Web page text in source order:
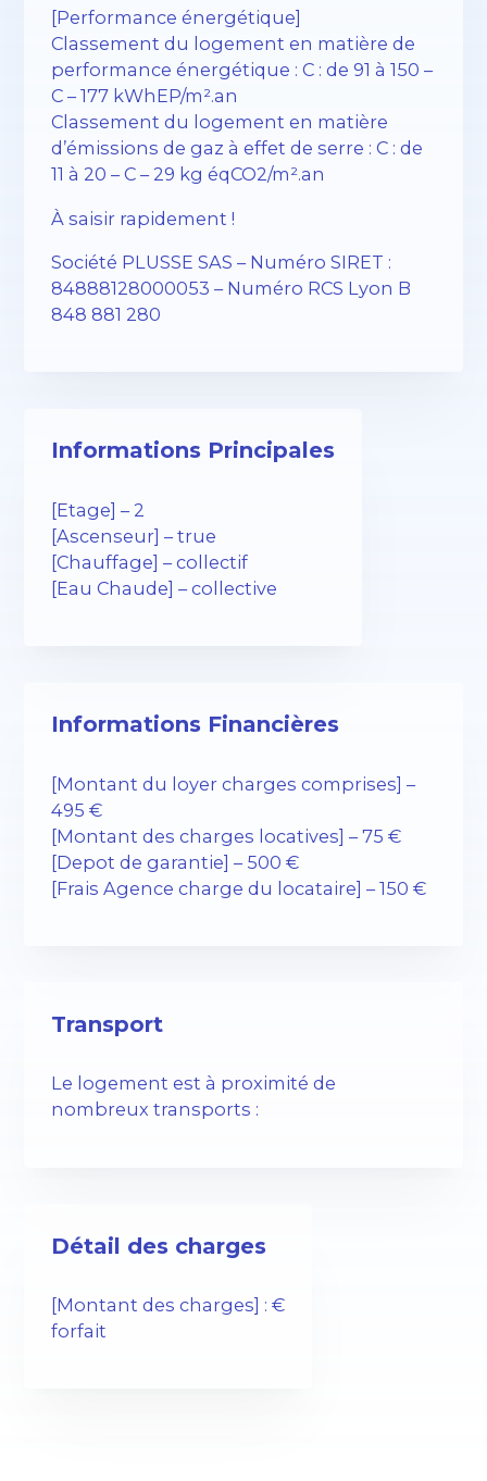
[Performance énergétique]
Classement du logement en matière de
performance énergétique : C : de 91 à 150 –
C – 177 kWhEP/m².an
Classement du logement en matière
d’émissions de gaz à effet de serre : C : de
11 à 20 – C – 29 kg éqCO2/m².an
À saisir rapidement !
Société PLUSSE SAS – ​​Numéro SIRET :
84888128000053 – Numéro RCS Lyon B
848 881 280
Informations Principales
[Etage] – 2
[Ascenseur] – true
[Chauffage] – collectif
[Eau Chaude] – collective
Informations Financières
[Montant du loyer charges comprises] –
495 €
[Montant des charges locatives] – 75 €
[Depot de garantie] – 500 €
[Frais Agence charge du locataire] – 150 €
Transport
Le logement est à proximité de
nombreux transports :
Détail des charges
[Montant des charges] : €
forfait